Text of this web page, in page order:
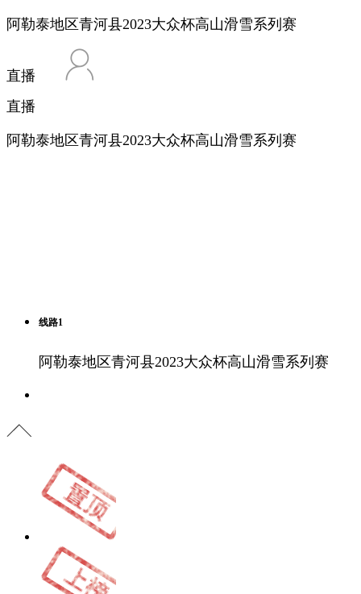
阿勒泰地区青河县2023大众杯高山滑雪系列赛
直播
直播
阿勒泰地区青河县2023大众杯高山滑雪系列赛
线路1
阿勒泰地区青河县2023大众杯高山滑雪系列赛